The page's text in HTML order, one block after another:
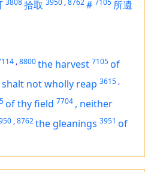
3808拾取 3950 ,8762# 7105 所遺
,8800the harvest 7105of
not wholly reap 3615 ,
of thy field 7704 , neither
,8762the gleanings 3951 of